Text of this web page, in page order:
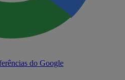
do Google